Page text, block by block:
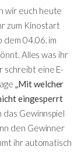
wir euch heute
zum Kinostart
dem 04.06. im
Alles was ihr
schreibt eine E-
„Mit welcher
eingesperrt
das Gewinnspiel
den Gewinner
ihr automatisch